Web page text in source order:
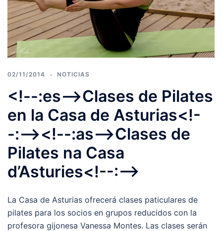
02/11/2014 NOTICIAS
<!--:es-->Clases de Pilates
en la Casa de Asturias<!-
-:--><!--:as-->Clases de
Pilates na Casa
d’Asturies<!--:-->
La Casa de Asturias ofrecerá clases paticulares de
pilates para los socios en grupos reducidos con la
profesora gijonesa Vanessa Montes. Las clases serán